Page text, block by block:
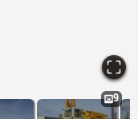
9